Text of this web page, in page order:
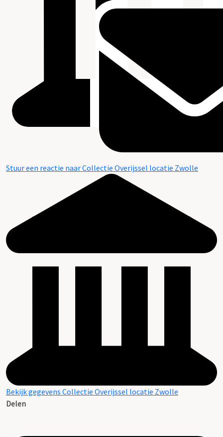
Stuur een reactie naar Collectie Overijssel locatie Zwolle
Bekijk gegevens Collectie Overijssel locatie Zwolle
Delen